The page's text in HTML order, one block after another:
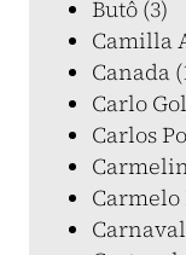
Butô (3)
Camilla
Canada
Carlo
Carlos
Carmelo